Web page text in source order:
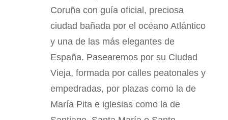
Coruña con guía oficial, preciosa
ciudad bañada por el océano Atlántico
y una de las más elegantes de
España. Pasearemos por su Ciudad
Vieja, formada por calles peatonales y
empedradas, por plazas como la de
María Pita e iglesias como la de